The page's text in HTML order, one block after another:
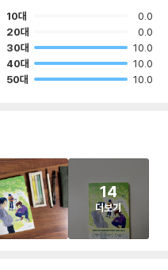
10대
0.0
20대
0.0
30대
10.0
40대
10.0
50대
10.0
14
더보기